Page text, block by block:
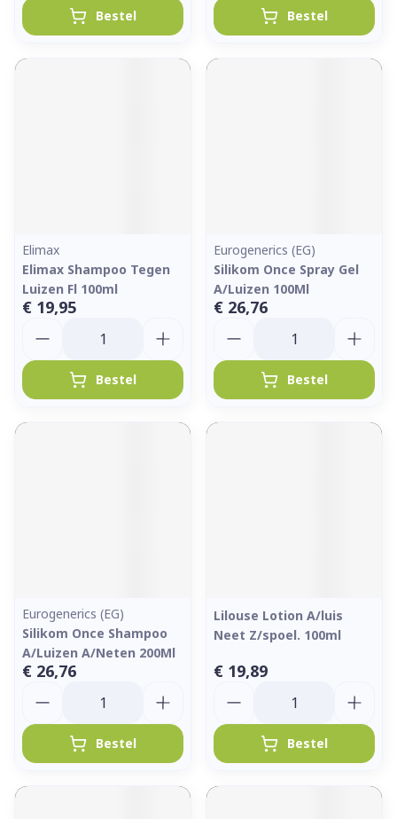
Bestel Bestel
Elimax
Elimax Shampoo Tegen
Luizen Fl 100ml
€ 19,95
Bestel
Eurogenerics (EG)
Silikom Once Spray Gel
A/Luizen 100Ml
€ 26,76
Bestel
Eurogenerics (EG)
Silikom Once Shampoo
A/Luizen A/Neten 200Ml
€ 26,76
Bestel
Lilouse Lotion A/luis
Neet Z/spoel. 100ml
€ 19,89
Bestel